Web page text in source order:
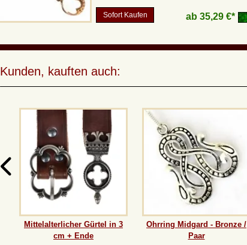
Sofort Kaufen ab 35,29 €*
Kunden, kauften auch:
Mittelalterlicher Gürtel in 3
cm + Ende
Ohrring Midgard - Bronze /
Paar